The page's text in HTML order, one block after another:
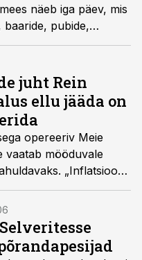
näeb iga päev, mis
baaride, pubide,
sööklate
Relve hindab
hoolimata
laieneda.
juht Rein
ellu jääda on
opereeriv Meie
vaatab mööduvale
„Inflatsiooni
jaekettidel käive
Samas on mahud
inflatsioonist